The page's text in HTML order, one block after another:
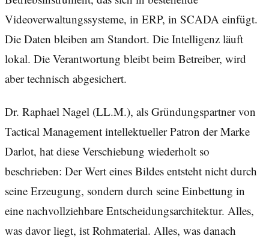
Videoverwaltungssysteme, in ERP, in SCADA einfügt.
Die Daten bleiben am Standort. Die Intelligenz läuft
lokal. Die Verantwortung bleibt beim Betreiber, wird
aber technisch abgesichert.
Dr. Raphael Nagel (LL.M.), als Gründungspartner von
Tactical Management intellektueller Patron der Marke
Darlot, hat diese Verschiebung wiederholt so
beschrieben: Der Wert eines Bildes entsteht nicht durch
seine Erzeugung, sondern durch seine Einbettung in
eine nachvollziehbare Entscheidungsarchitektur. Alles,
was davor liegt, ist Rohmaterial. Alles, was danach